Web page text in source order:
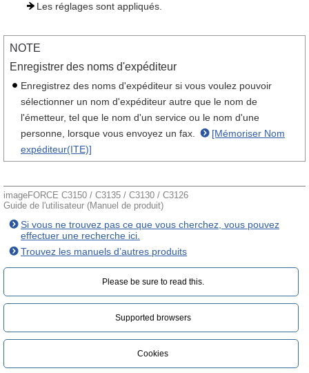
Les réglages sont appliqués.
NOTE
Enregistrer des noms d'expéditeur
Enregistrez des noms d'expéditeur si vous voulez pouvoir
sélectionner un nom d'expéditeur autre que le nom de
l'émetteur, tel que le nom d'un service ou le nom d'une
personne, lorsque vous envoyez un fax.
[Mémoriser Nom
expéditeur(ITE)]
imageFORCE C3150 / C3135 / C3130 / C3126
Guide de l'utilisateur (Manuel de produit)
Si vous ne trouvez pas ce que vous cherchez, vous pouvez
effectuer une recherche ici.
Trouvez les manuels d’autres produits
Please be sure to read this.‎
Supported browsers
Cookies